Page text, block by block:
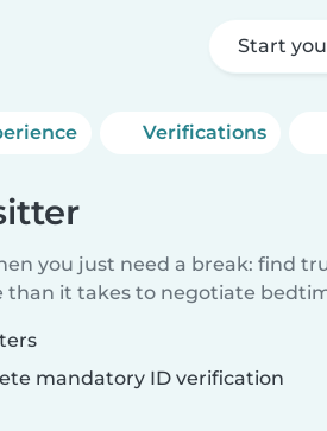
Start
Verifications
you just need a break: find
than it takes to negotiate
mandatory ID verification